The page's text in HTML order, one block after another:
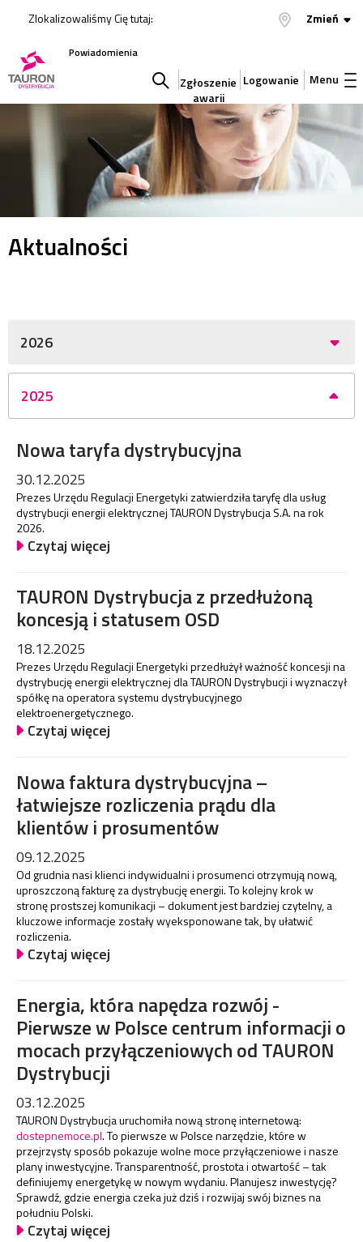
Zlokalizowaliśmy Cię tutaj: Zmień
Powiadomienia
Szukaj
w
serwisie
Zgłoszenie
awarii
Logowanie Menu
Aktualności
2026
2025
Nowa taryfa dystrybucyjna
30.12.2025
Prezes Urzędu Regulacji Energetyki zatwierdziła taryfę dla usług
dystrybucji energii elektrycznej TAURON Dystrybucja S.A. na rok
2026.
Czytaj więcej
TAURON Dystrybucja z przedłużoną
koncesją i statusem OSD
18.12.2025
Prezes Urzędu Regulacji Energetyki przedłużył ważność koncesji na
dystrybucję energii elektrycznej dla TAURON Dystrybucji i wyznaczył
spółkę na operatora systemu dystrybucyjnego
elektroenergetycznego.
Czytaj więcej
Nowa faktura dystrybucyjna –
łatwiejsze rozliczenia prądu dla
klientów i prosumentów
09.12.2025
Od grudnia nasi klienci indywidualni i prosumenci otrzymują nową,
uproszczoną fakturę za dystrybucję energii. To kolejny krok w
stronę prostszej komunikacji – dokument jest bardziej czytelny, a
kluczowe informacje zostały wyeksponowane tak, by ułatwić
rozliczenia.
Czytaj więcej
Energia, która napędza rozwój -
Pierwsze w Polsce centrum informacji o
mocach przyłączeniowych od TAURON
Dystrybucji
03.12.2025
TAURON Dystrybucja uruchomiła nową stronę internetową:
dostepnemoce.pl. To pierwsze w Polsce narzędzie, które w
przejrzysty sposób pokazuje wolne moce przyłączeniowe i nasze
plany inwestycyjne. Transparentność, prostota i otwartość – tak
definiujemy energetykę w nowym wydaniu. Planujesz inwestycję?
Sprawdź, gdzie energia czeka już dziś i rozwijaj swój biznes na
południu Polski.
Czytaj więcej